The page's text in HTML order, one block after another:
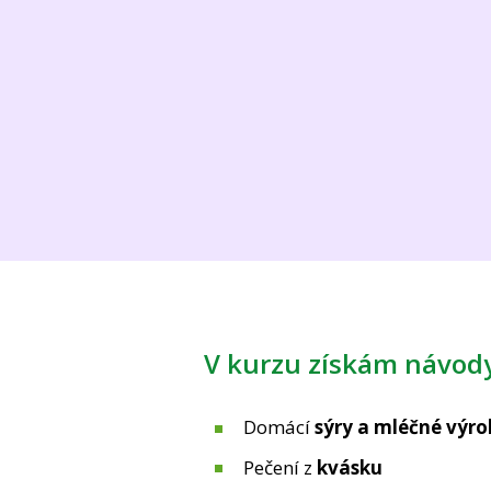
V kurzu získám
Domácísýry a mléčné
Pečení z kvásku